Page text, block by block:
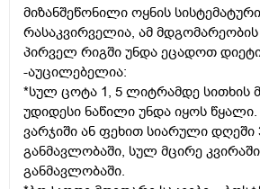
მიზანშეწონილი ოყნის
რასაკვირველია, ამ
პირველ რიგში უნდა ეცადოთ
-აუცილებელია:
*სულ ცოტა 1, 5 ლიტრამდე სითხის
უდიდესი ნაწილი უნდა იყოს
ვარჯიში ან ფეხით სიარული დღეში
განმავლობაში, სულ მცირე
განმავლობაში.